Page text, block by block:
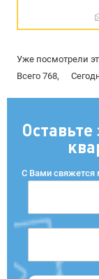
Уже посмотрели
Всего 768,
С Вами свяжется